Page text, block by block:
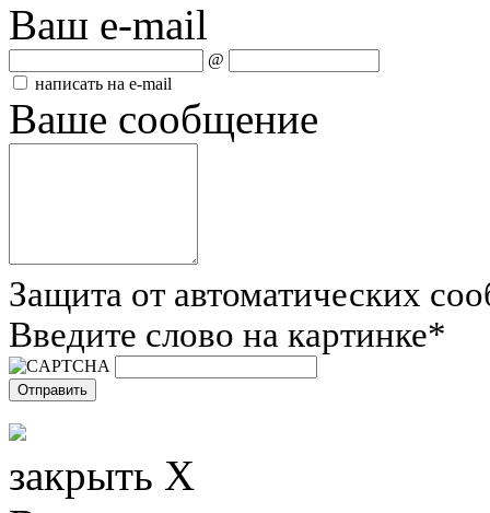
Ваш e-mail
@
написать на e-mail
Ваше сообщение
Защита от автоматических
Введите слово на картинке*
закрыть X